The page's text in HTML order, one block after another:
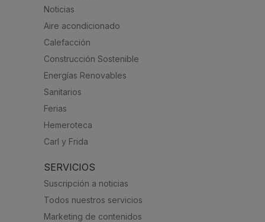
Noticias
Aire acondicionado
Calefacción
Construcción Sostenible
Energías Renovables
Sanitarios
Ferias
Hemeroteca
Carl y Frida
SERVICIOS
Suscripción a noticias
Todos nuestros servicios
Marketing de contenidos